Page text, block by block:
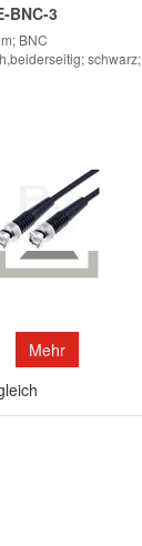
BNC-3
BNC
schwarz;
Mehr